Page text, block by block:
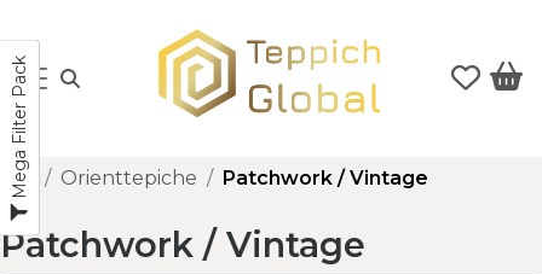
Mega Filter Pack Orienttepiche Patchwork / Vintage
Patchwork / Vintage